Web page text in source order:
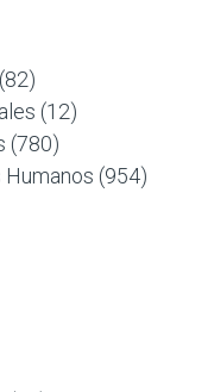
(82)
(12)
(780)
(954)